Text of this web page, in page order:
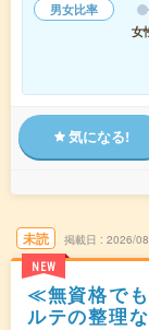
男女比率
女
気になる!
未読
NEW
掲載日 2026/
≪無資格で
ルテの整理